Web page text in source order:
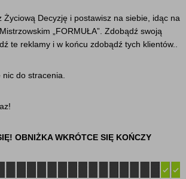
Życiową Decyzję i postawisz na siebie, idąc na
„FORMUŁA”. Zdobądź swoją
te reklamy i w końcu zdobądź tych klientów..
do stracenia.
OBNIŻKA WKRÓTCE SIĘ KOŃCZY